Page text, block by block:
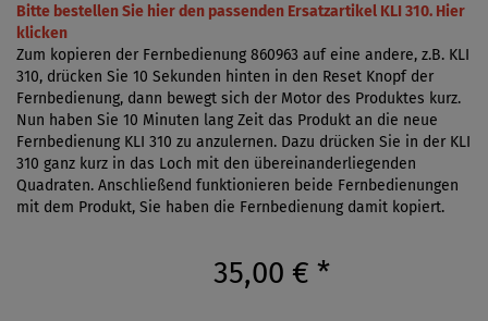
Bitte bestellen Sie hier den passenden Ersatzartikel KLI 310. Hier
klicken
Zum kopieren der Fernbedienung 860963 auf eine andere, z.B. KLI
310, drücken Sie 10 Sekunden hinten in den Reset Knopf der
Fernbedienung, dann bewegt sich der Motor des Produktes kurz.
Nun haben Sie 10 Minuten lang Zeit das Produkt an die neue
Fernbedienung KLI 310 zu anzulernen. Dazu drücken Sie in der KLI
310 ganz kurz in das Loch mit den übereinanderliegenden
Quadraten. Anschließend funktionieren beide Fernbedienungen
mit dem Produkt, Sie haben die Fernbedienung damit kopiert.
35,00 € *